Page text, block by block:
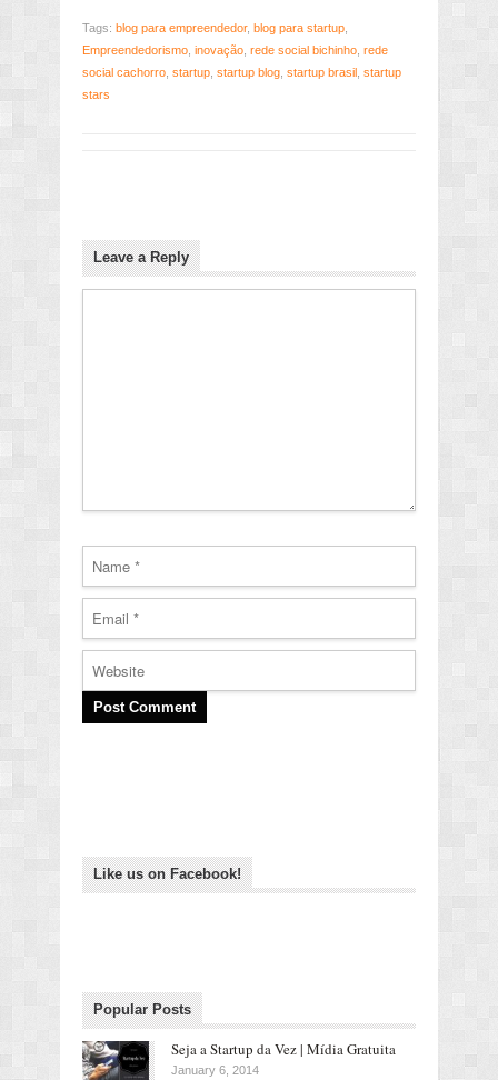
Tags: blog para empreendedor, blog para startup,
Empreendedorismo, inovação, rede social bichinho, rede
social cachorro, startup, startup blog, startup brasil , startup
stars
Leave a Reply
Like us on Facebook!
Popular Posts
Seja a Startup da Vez | Mídia Gratuita
January 6, 2014